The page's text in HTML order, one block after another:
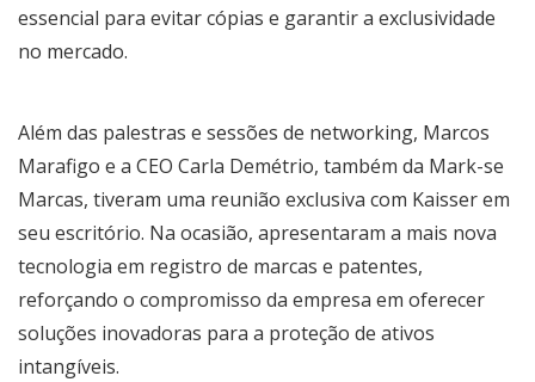
essencial para evitar cópias e garantir a exclusividade
no mercado.
Além das palestras e sessões de networking, Marcos
Marafigo e a CEO Carla Demétrio, também da Mark-se
Marcas, tiveram uma reunião exclusiva com Kaisserem
seu escritório. Na ocasião, apresentaram a mais nova
tecnologia em registro de marcas e patentes,
reforçando o compromisso da empresa em oferecer
soluções inovadoras para a proteção de ativos
intangíveis.